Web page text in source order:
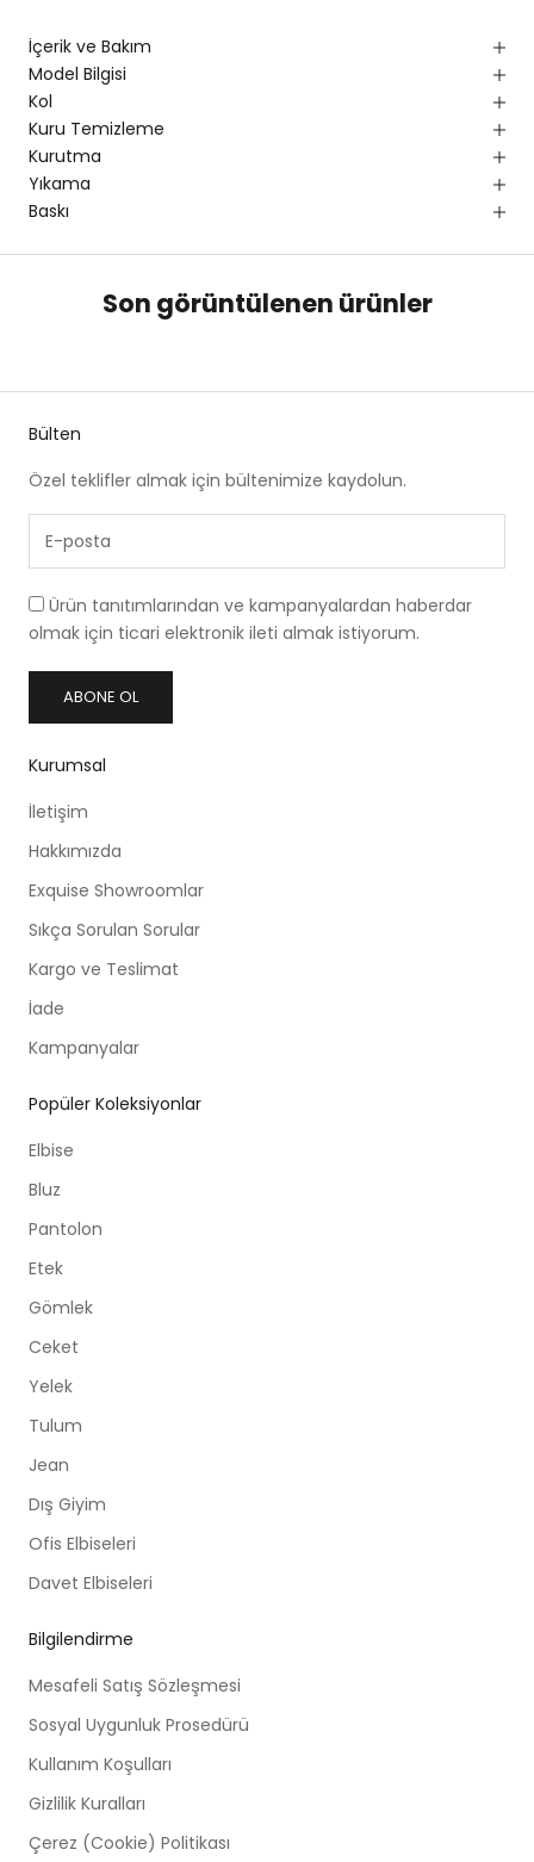
İçerik ve Bakım
Model Bilgisi
Kol
Kuru Temizleme
Kurutma
Yıkama
Baskı
Son görüntülenen ürünler
Bülten
Özel teklifler almak için bültenimize kaydolun.
Ürün tanıtımlarından ve kampanyalardan haberdar
olmak için ticari elektronik ileti almak istiyorum.
ABONE OL
Kurumsal
İletişim
Hakkımızda
Exquise Showroomlar
Sıkça Sorulan Sorular
Kargo ve Teslimat
İade
Kampanyalar
Popüler Koleksiyonlar
Elbise
Bluz
Pantolon
Etek
Gömlek
Ceket
Yelek
Tulum
Jean
Dış Giyim
Ofis Elbiseleri
Davet Elbiseleri
Bilgilendirme
Mesafeli Satış Sözleşmesi
Sosyal Uygunluk Prosedürü
Kullanım Koşulları
Gizlilik Kuralları
Çerez (Cookie) Politikası